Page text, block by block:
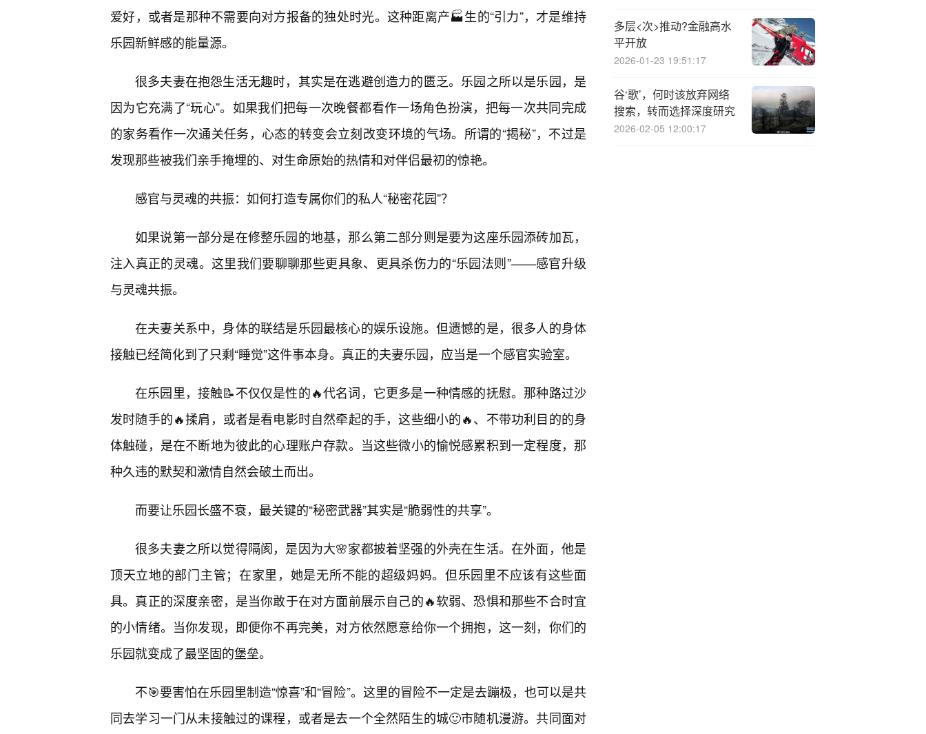
爱好，或者是那种不需要向对方报备的独处时光。这种距离产🏭生的“引力”，才是维持
乐园新鲜感的能量源。
很多夫妻在抱怨生活无趣时，其实是在逃避创造力的匮乏。乐园之所以是乐园，是
因为它充满了“玩心”。如果我们把每一次晚餐都看作一场角色扮演，把每一次共同完成
的家务看作一次通关任务，心态的转变会立刻改变环境的气场。所谓的“揭秘”，不过是
发现那些被我们亲手掩埋的、对生命原始的热情和对伴侣最初的惊艳。
感官与灵魂的共振：如何打造专属你们的私人“秘密花园”？
如果说第一部分是在修整乐园的地基，那么第二部分则是要为这座乐园添砖加瓦，
注入真正的灵魂。这里我们要聊聊那些更具象、更具杀伤力的“乐园法则”——感官升级
与灵魂共振。
在夫妻关系中，身体的联结是乐园最核心的娱乐设施。但遗憾的是，很多人的身体
接触已经简化到了只剩“睡觉”这件事本身。真正的夫妻乐园，应当是一个感官实验室。
在乐园里，接触📝不仅仅是性的🔥代名词，它更多是一种情感的抚慰。那种路过沙
发时随手的🔥揉肩，或者是看电影时自然牵起的手，这些细小的🔥、不带功利目的的身
体触碰，是在不断地为彼此的心理账户存款。当这些微小的愉悦感累积到一定程度，那
种久违的默契和激情自然会破土而出。
而要让乐园长盛不衰，最关键的“秘密武器”其实是“脆弱性的共享”。
很多夫妻之所以觉得隔阂，是因为大🌸家都披着坚强的外壳在生活。在外面，他是
顶天立地的部门主管；在家里，她是无所不能的超级妈妈。但乐园里不应该有这些面
具。真正的深度亲密，是当你敢于在对方面前展示自己的🔥软弱、恐惧和那些不合时宜
的小情绪。当你发现，即便你不再完美，对方依然愿意给你一个拥抱，这一刻，你们的
乐园就变成了最坚固的堡垒。
不🎯要害怕在乐园里制造“惊喜”和“冒险”。这里的冒险不一定是去蹦极，也可以是共
同去学习一门从未接触过的课程，或者是去一个全然陌生的城🙂市随机漫游。共同面对
多层<次>推动?金融高水
平开放
2026-01-23 19:51:17
谷‘歌’，何时该放弃网络
搜索，转而选择深度研究
2026-02-05 12:00:17